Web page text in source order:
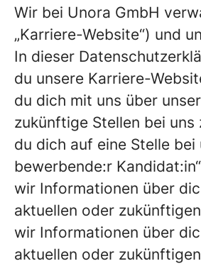
Wir bei Unora GmbH
„Karriere-Website“) und
In dieser
du unsere Karriere-
du dich mit uns über
zukünftige Stellen bei uns
du dich auf eine Stelle
bewerbende:r
wir Informationen über
aktuellen oder
wir Informationen über
aktuellen oder